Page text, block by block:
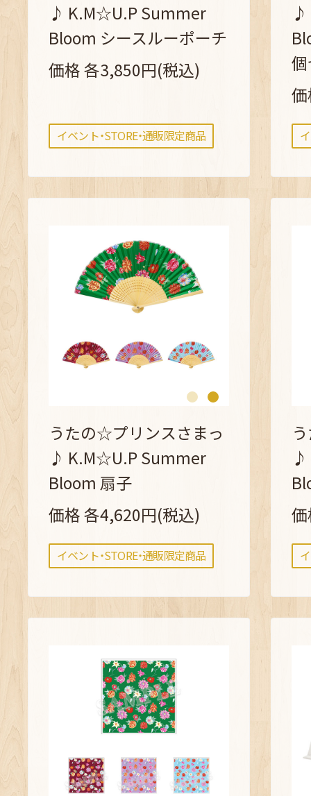
♪ K.M☆U.P Summer
Bloom シースルーポーチ
価格 各3,850円(税込)
イベント・STORE・通販限定商品
♪
うたの☆プリンスさまっ
♪ K.M☆U.P Summer
Bloom 扇子
価格 各4,620円(税込)
イベント・STORE・通販限定商品
♪